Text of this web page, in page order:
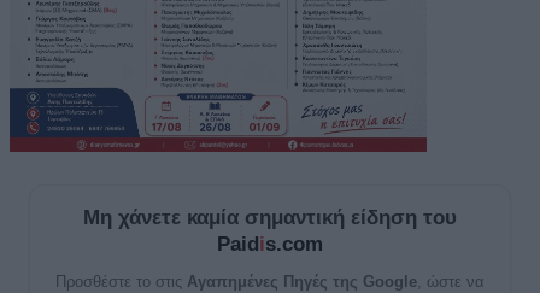
Μη χάνετε καμία σημαντική είδηση του
Paidis.com
Προσθέστε το στις Αγαπημένες Πηγές της Google, ώστε να